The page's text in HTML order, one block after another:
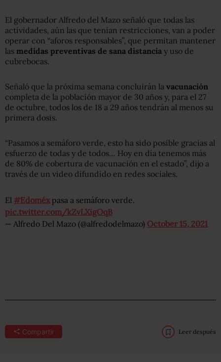
El gobernador Alfredo del Mazo señaló que todas las
actividades, aún las que tenían restricciones, van a poder
operar con “aforos responsables”, que permitan mantener
las medidas preventivas de sana distancia y uso de
cubrebocas.
Señaló que la próxima semana concluirán la vacunación
completa de la población mayor de 30 años y, para el 27
de octubre, todos los de 18 a 29 años tendrán al menos su
primera dosis.
“Pasamos a semáforo verde, esto ha sido posible gracias al
esfuerzo de todas y de todos… Hoy en día tenemos más
de 80% de cobertura de vacunación en el estado”, dijo a
través de un video difundido en redes sociales.
El #Edoméx pasa a semáforo verde.
pic.twitter.com/kZvLXigOqB
— Alfredo Del Mazo (@alfredodelmazo) October 15, 2021
Compartir Leer después